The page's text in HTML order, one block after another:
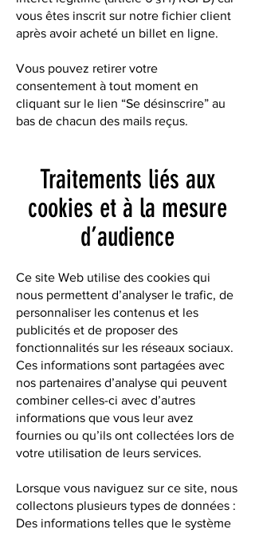
vous êtes inscrit sur notre fichier client
après avoir acheté un billet en ligne.
Vous pouvez retirer votre
consentement à tout moment en
cliquant sur le lien “Se désinscrire” au
bas de chacun des mails reçus.
Traitements liés aux
cookies et à la mesure
d’audience
Ce site Web utilise des cookies qui
nous permettent d’analyser le trafic, de
personnaliser les contenus et les
publicités et de proposer des
fonctionnalités sur les réseaux sociaux.
Ces informations sont partagées avec
nos partenaires d’analyse qui peuvent
combiner celles-ci avec d’autres
informations que vous leur avez
fournies ou qu’ils ont collectées lors de
votre utilisation de leurs services.
Lorsque vous naviguez sur ce site, nous
collectons plusieurs types de données :
Des informations telles que le système